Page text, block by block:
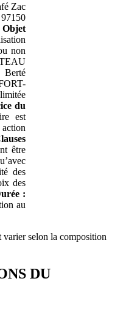
Zac
Objet
non
du
est
être
des
des
:
au
varier selon la composition
DU